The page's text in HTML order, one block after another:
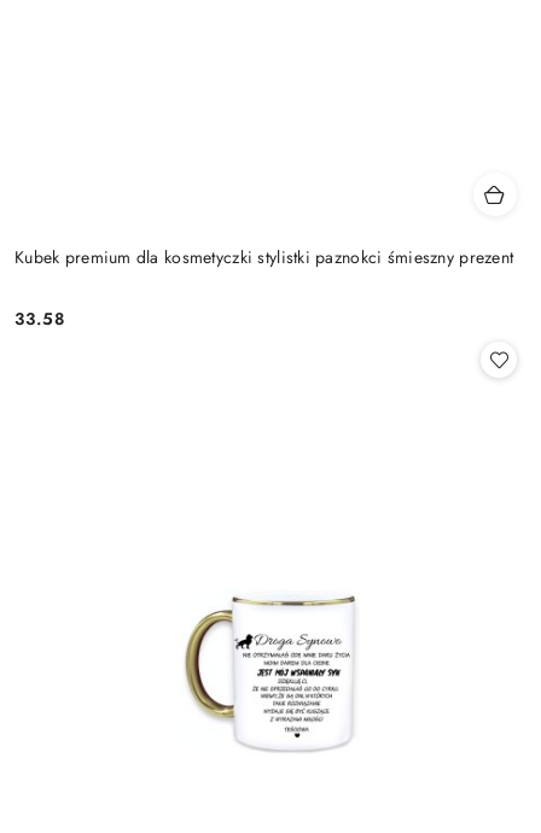
Kubek premium dla kosmetyczki stylistki paznokci śmieszny prezent
Cena:
33.58